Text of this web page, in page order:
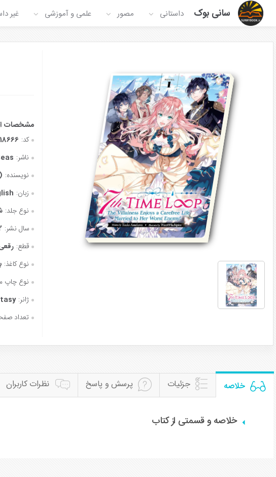
سانی بوک داستانی مصور علمی و آموزشی غیر
کد: 18666
ناشر:
نویسنده:
زبان:
نوع جلد:
سال نشر:
قطع:
نوع کاغذ:
نوع چاپ
ژانر:
تعداد
خلاصه جزئیات پرسش و پاسخ نظرات کاربران
خلاصه و قسمتی از کتاب